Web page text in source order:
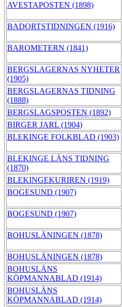
AVESTAPOSTEN (1898)
BADORTSTIDNINGEN (1916)
BAROMETERN (1841)
BERGSLAGERNAS NYHETER
(1905)
BERGSLAGERNAS TIDNING
(1888)
BERGSLAGSPOSTEN (1892)
BIRGER JARL (1904)
BLEKINGE FOLKBLAD (1903)
BLEKINGE LÄNS TIDNING
(1870)
BLEKINGEKURIREN (1919)
BOGESUND (1907)
BOGESUND (1907)
BOHUSLÄNINGEN (1878)
BOHUSLÄNINGEN (1878)
BOHUSLÄNS
KÖPMANNABLAD (1914)
BOHUSLÄNS
KÖPMANNABLAD (1914)